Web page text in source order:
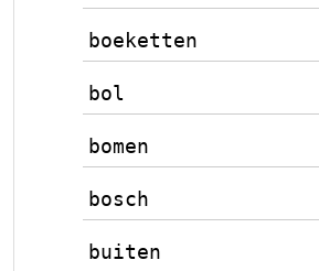
boeketten
bol
bomen
bosch
buiten